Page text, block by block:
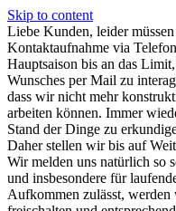
Skip to content
Liebe Kunden, leider
Kontaktaufnahme via
Hauptsaison bis an das
Wunsches per Mail zu
dass wir nicht mehr
arbeiten können. Immer
Stand der Dinge zu
Daher stellen wir bis auf
Wir melden uns natürlich so
und insbesondere für
Aufkommen zulässt,